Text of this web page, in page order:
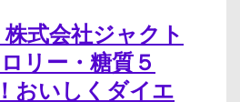
株式会社ジャクト
リー・糖質５
おいしくダイエ